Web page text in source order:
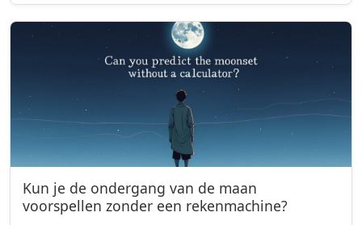
Kun je de ondergang van de maan
voorspellen zonder een rekenmachine?